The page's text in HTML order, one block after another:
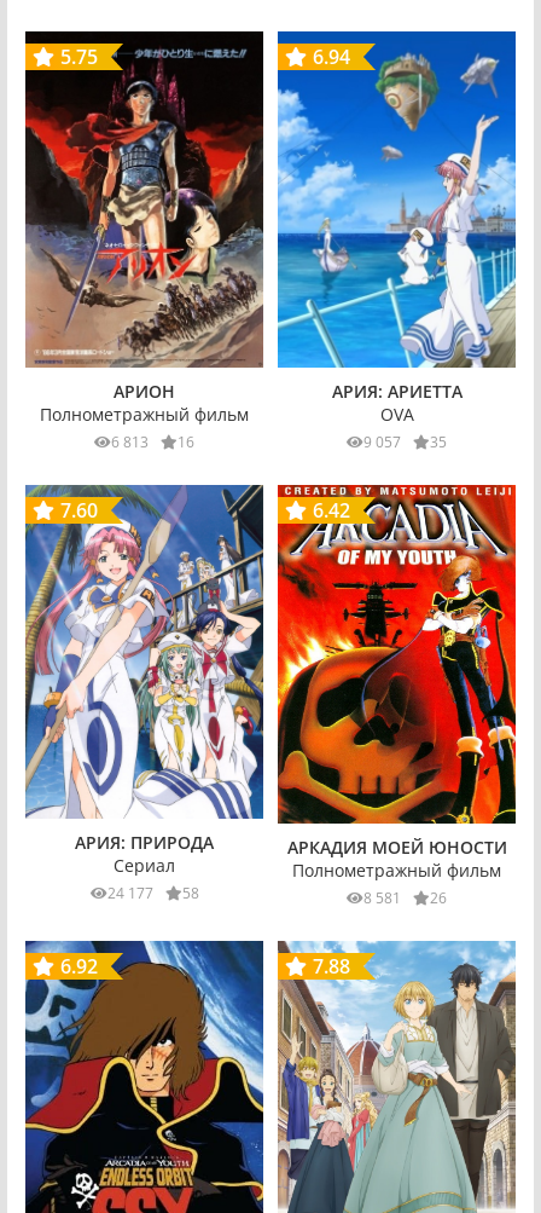
5.75
АРИОН
Полнометражный фильм
6 813 16
6.94
АРИЯ: АРИЕТТА
OVA
9 057 35
7.60
АРИЯ: ПРИРОДА
Сериал
24 177 58
6.42
АРКАДИЯ МОЕЙ ЮНОСТИ
Полнометражный фильм
8 581 26
6.92 7.88